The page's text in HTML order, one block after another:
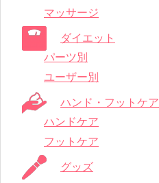
マッサージ
ダイエット
パーツ別
ユーザー別
ハンド・フットケア
ハンドケア
フットケア
グッズ